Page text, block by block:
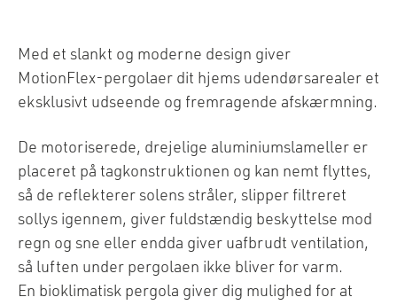
Med et slankt og moderne design giver
MotionFlex-pergolaer dit hjems udendørsarealer et
eksklusivt udseende og fremragende afskærmning.
De motoriserede, drejelige aluminiumslameller er
placeret på tagkonstruktionen og kan nemt flyttes,
så de reflekterer solens stråler, slipper filtreret
sollys igennem, giver fuldstændig beskyttelse mod
regn og sne eller endda giver uafbrudt ventilation,
så luften under pergolaen ikke bliver for varm.
En bioklimatisk pergola giver dig mulighed for at